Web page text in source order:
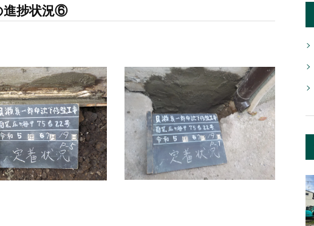
進捗状況⑥